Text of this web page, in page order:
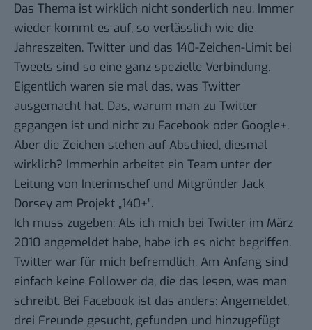
Das Thema ist wirklich nicht sonderlich neu. Immer
wieder kommt es auf, so verlässlich wie die
Jahreszeiten. Twitter und das 140-Zeichen-Limit bei
Tweets sind so eine ganz spezielle Verbindung.
Eigentlich waren sie mal das, was Twitter
ausgemacht hat. Das, warum man zu Twitter
gegangen ist und nicht zu Facebook oder Google+.
Aber die Zeichen stehen auf Abschied, diesmal
wirklich? Immerhin arbeitet ein Team unter der
Leitung von Interimschef und Mitgründer Jack
Dorsey am Projekt „140+″.
Ich muss zugeben: Als ich mich bei Twitter im März
2010 angemeldet habe, habe ich es nicht begriffen.
Twitter war für mich befremdlich. Am Anfang sind
einfach keine Follower da, die das lesen, was man
schreibt. Bei Facebook ist das anders: Angemeldet,
drei Freunde gesucht, gefunden und hinzugefügt